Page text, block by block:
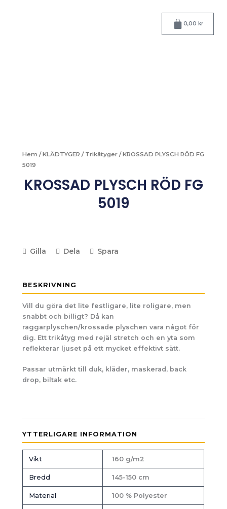
0,00 kr
Varukorg
Hem /KLÄDTYGER / Trikåtyger / KROSSAD PLYSCH RÖD FG
5019
KROSSAD PLYSCH RÖD FG
5019
Gilla Dela Spara
BESKRIVNING
Vill du göra det lite festligare, lite roligare, men
snabbt och billigt? Då kan
raggarplyschen/krossade plyschen vara något för
dig. Ett trikåtyg med rejäl stretch och en yta som
reflekterar ljuset på ett mycket effektivt sätt.
Passar utmärkt till duk, kläder, maskerad, back
drop, biltak etc.
YTTERLIGARE INFORMATION
Vikt 160 g/m2
Bredd 145-150 cm
Material 100 % Polyester